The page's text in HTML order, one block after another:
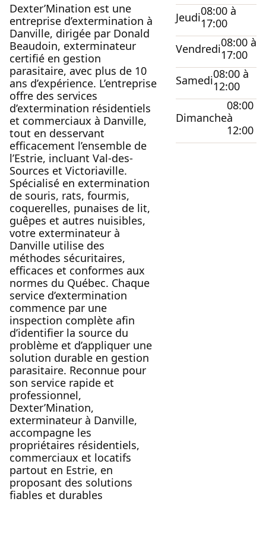
Dexter’Mination est une
entreprise d’extermination à
Danville, dirigée par Donald
Beaudoin, exterminateur
certifié en gestion
parasitaire, avec plus de 10
ans d’expérience. L’entreprise
offre des services
d’extermination résidentiels
et commerciaux à Danville,
tout en desservant
efficacement l’ensemble de
l’Estrie, incluant Val-des-
Sources et Victoriaville.
Spécialisé en extermination
de souris, rats, fourmis,
coquerelles, punaises de lit,
guêpes et autres nuisibles,
votre exterminateur à
Danville utilise des
méthodes sécuritaires,
efficaces et conformes aux
normes du Québec. Chaque
service d’extermination
commence par une
inspection complète afin
d’identifier la source du
problème et d’appliquer une
solution durable en gestion
parasitaire. Reconnue pour
son service rapide et
professionnel,
Dexter’Mination,
exterminateur à Danville,
accompagne les
propriétaires résidentiels,
commerciaux et locatifs
partout en Estrie, en
proposant des solutions
fiables et durables
Jeudi08:00 à
17:00
Vendredi08:00 à
17:00
Samedi08:00 à
12:00
Dimanche
08:00
à
12:00